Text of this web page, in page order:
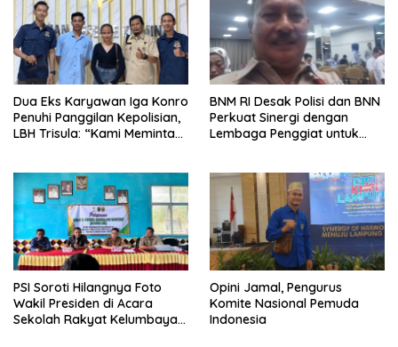
Dua Eks Karyawan Iga Konro
Penuhi Panggilan Kepolisian,
LBH Trisula: “Kami Meminta
BNM RI Desak Polisi dan BNN
Perkuat Sinergi dengan
Lembaga Penggiat untuk
PSI Soroti Hilangnya Foto
Wakil Presiden di Acara
Sekolah Rakyat Kelumbayan,
Opini Jamal, Pengurus
Komite Nasional Pemuda
Indonesia